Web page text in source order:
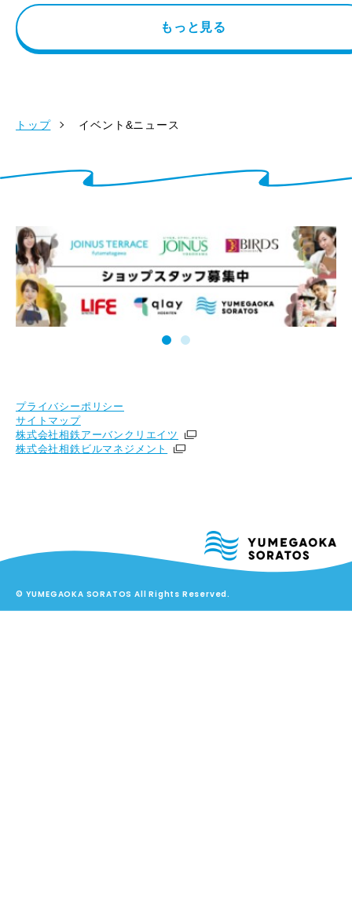
もっと見る
トップ イベント&ニュース
プライバシーポリシー
サイトマップ
株式会社相鉄アーバンクリエイツ
株式会社相鉄ビルマネジメント
© YUMEGAOKA SORATOS All Rights Reserved.